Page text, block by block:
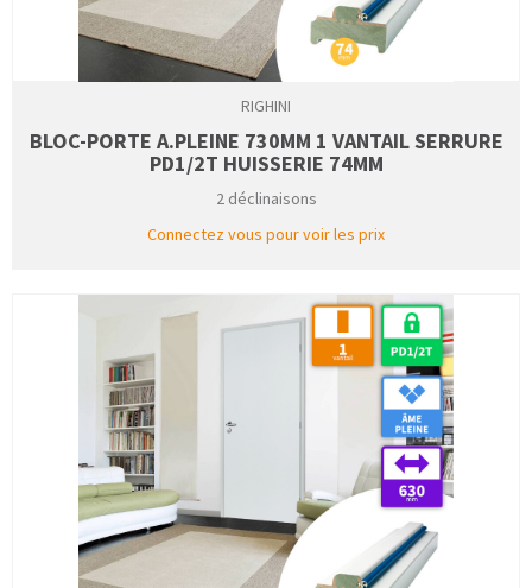
RIGHINI
BLOC-PORTE A.PLEINE 730MM 1 VANTAIL SERRURE
PD1/2T HUISSERIE 74MM
2 déclinaisons
Connectez vous pour voir les prix